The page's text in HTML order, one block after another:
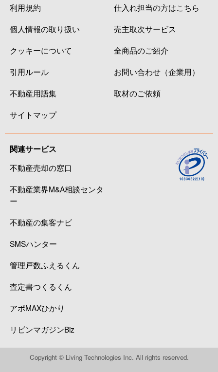
利用規約
個人情報の取り扱い
クッキーについて
引用ルール
不動産用語集
サイトマップ
仕入れ担当の方はこちら
売主取次サービス
全商品のご紹介
お問い合わせ（企業用）
取材のご依頼
関連サービス
不動産売却の窓口
不動産業界M&A相談センタ
ー
不動産の集客ナビ
SMSハンター
管理戸数ふえるくん
査定書つくるくん
アポMAXひかり
リビンマガジンBiz
Copyright © Living Technologies Inc. All rights reserved.